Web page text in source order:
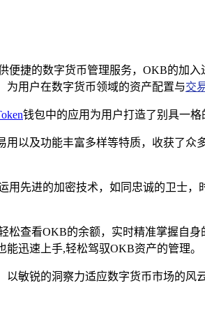
便捷的数字货币管理服务，OKB的加
为用户在数字货币领域的资产配置与交
钱包中的应用为用户打造了别具一格
以及功能丰富多样等特质，收获了
先进的加密技术，如同忠诚的卫士
松查看OKB的余额，实时精准掌握自
迅速上手,轻松驾驭OKB资产的管理。
敏锐的洞察力适应数字货币市场的